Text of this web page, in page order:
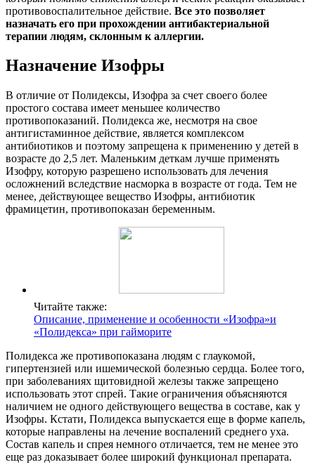
противовоспалительное действие. Все это позволяет
назначать его при прохождении антибактериальной
терапии людям, склонным к аллергии.
Назначение Изофры
В отличие от Полидексы, Изофра за счет своего более
простого состава имеет меньшее количество
противопоказаний. Полидекса же, несмотря на свое
антигистаминное действие, является комплексом
антибиотиков и поэтому запрещена к применению у детей в
возрасте до 2,5 лет. Маленьким деткам лучше применять
Изофру, которую разрешено использовать для лечения
осложнений вследствие насморка в возрасте от года. Тем не
менее, действующее вещество Изофры, антибиотик
фрамицетин, противопоказан беременным.
Читайте также:
Описание, применение и особенности «Изофра»и
«Полидекса» при гайморите
Полидекса же противопоказана людям с глаукомой,
гипертензией или ишемической болезнью сердца. Более того,
при заболеваниях щитовидной железы также запрещено
использовать этот спрей. Такие ограничения объясняются
наличием не одного действующего вещества в составе, как у
Изофры. Кстати, Полидекса выпускается еще в форме капель,
которые направлены на лечение воспалений среднего уха.
Состав капель и спрея немного отличается, тем не менее это
еще раз доказывает более широкий функционал препарата.